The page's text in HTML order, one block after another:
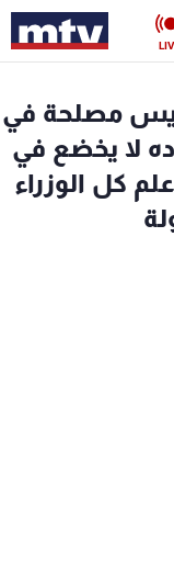
مصلحة في
لا يخضع في
كل الوزراء